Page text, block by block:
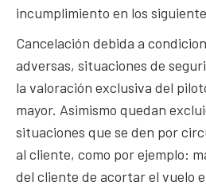
incumplimiento en los
Cancelación debida a
adversas, situaciones de
la valoración exclusiva del
mayor. Asimismo quedan
situaciones que se den por
al cliente, como por ejemplo:
del cliente de acortar el vuelo